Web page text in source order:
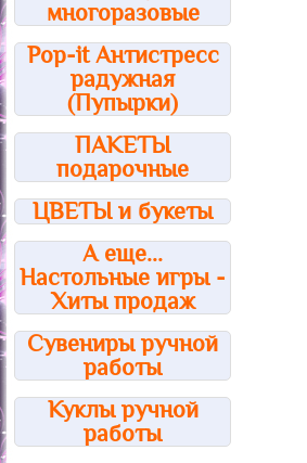
многоразовые
Pop-it Антистресс
радужная
(Пупырки)
ПАКЕТЫ
подарочные
ЦВЕТЫ и букеты
А еще...
Настольные игры -
Хиты продаж
Сувениры ручной
работы
Куклы ручной
работы